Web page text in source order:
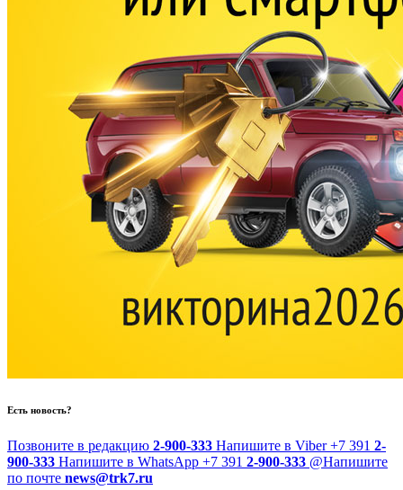
Есть новость?
Позвоните в редакцию 2-900-333 Напишите в Viber +7 391 2-
900-333 Напишите в WhatsApp +7 391 2-900-333 @Напишите
по почте news@trk7.ru